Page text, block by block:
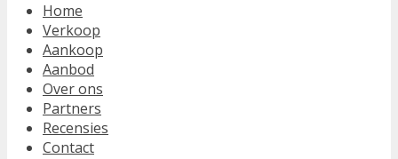
Home
Verkoop
Aankoop
Aanbod
Over ons
Partners
Recensies
Contact